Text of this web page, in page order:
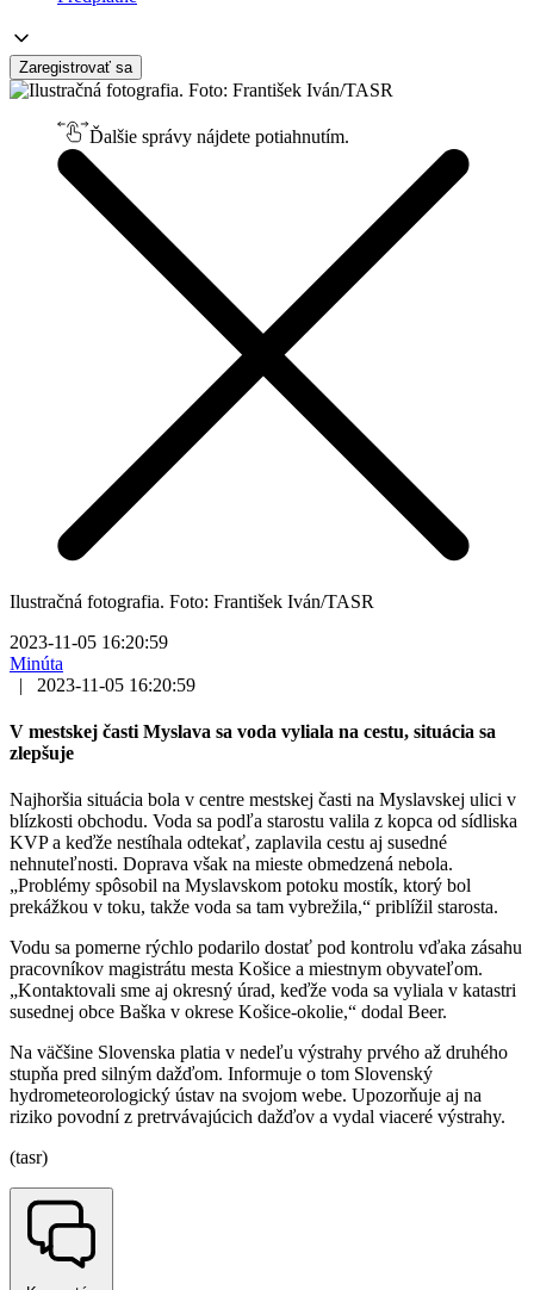
Zaregistrovať sa
Ďalšie správy nájdete potiahnutím.
Ilustračná fotografia. Foto: František Iván/TASR
2023-11-05 16:20:59
Minúta
|
2023-11-05 16:20:59
V mestskej časti Myslava sa voda vyliala na cestu, situácia sa
zlepšuje
Najhoršia situácia bola v centre mestskej časti na Myslavskej ulici v
blízkosti obchodu. Voda sa podľa starostu valila z kopca od sídliska
KVP a keďže nestíhala odtekať, zaplavila cestu aj susedné
nehnuteľnosti. Doprava však na mieste obmedzená nebola.
„Problémy spôsobil na Myslavskom potoku mostík, ktorý bol
prekážkou v toku, takže voda sa tam vybrežila,“ priblížil starosta.
Vodu sa pomerne rýchlo podarilo dostať pod kontrolu vďaka zásahu
pracovníkov magistrátu mesta Košice a miestnym obyvateľom.
„Kontaktovali sme aj okresný úrad, keďže voda sa vyliala v katastri
susednej obce Baška v okrese Košice-okolie,“ dodal Beer.
Na väčšine Slovenska platia v nedeľu výstrahy prvého až druhého
stupňa pred silným dažďom. Informuje o tom Slovenský
hydrometeorologický ústav na svojom webe. Upozorňuje aj na
riziko povodní z pretrvávajúcich dažďov a vydal viaceré výstrahy.
(tasr)